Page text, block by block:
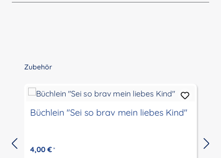
Produktgalerie überspringen
Zubehör
Büchlein "Sei so brav mein liebes Kind"
4,00 € *